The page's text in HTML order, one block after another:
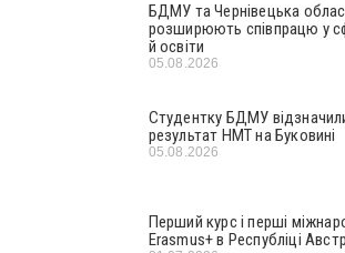
БДМУ та Чернівецька
розширюють співпрацю у
й освіти
05.08.2026
Студентку БДМУ
результат НМТ на Буковині
05.08.2026
Перший курс і перші
Erasmus+ в Республіці